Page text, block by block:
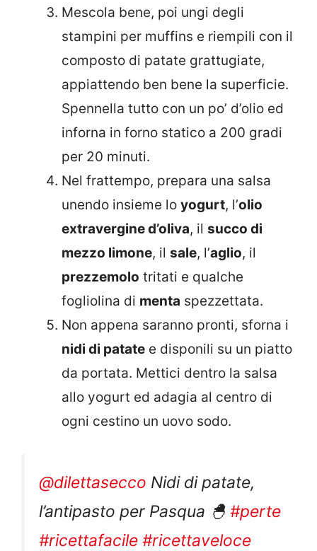
Mescola bene, poi ungi degli
stampini per muffins e riempili con il
composto di patate grattugiate,
appiattendo ben bene la superficie.
Spennella tutto con un po’ d’olio ed
inforna in forno statico a 200 gradi
per 20 minuti.
Nel frattempo, prepara una salsa
unendo insieme lo yogurt, l’olio
extravergine d’oliva, il succo di
mezzo limone, il sale, l’aglio, il
prezzemolo tritati e qualche
fogliolina di menta spezzettata.
Non appena saranno pronti, sforna i
nidi di patate e disponili su un piatto
da portata. Mettici dentro la salsa
allo yogurt ed adagia al centro di
ogni cestino un uovo sodo.
@dilettasecco Nidi di patate,
l’antipasto per Pasqua 🐣 #perte
#ricettafacile #ricettaveloce